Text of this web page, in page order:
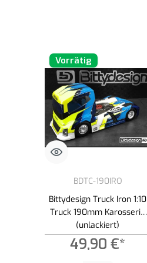
Vorrätig
BDTC-190IRO
Bittydesign Truck Iron 1:10
Truck 190mm Karosserie
(unlackiert)
49,90 €*